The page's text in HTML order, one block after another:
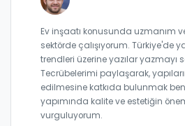
Ev inşaatı konusunda uzmanım
sektörde çalışıyorum. Türkiye'de
trendleri üzerine yazılar yazmayı
Tecrübelerimi paylaşarak,
edilmesine katkıda bulunmak
yapımında kalite ve estetiğin
vurguluyorum.